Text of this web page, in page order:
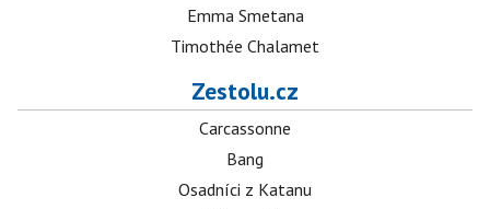
Emma Smetana
Timothée Chalamet
Zestolu.cz
Carcassonne
Bang
Osadníci z Katanu